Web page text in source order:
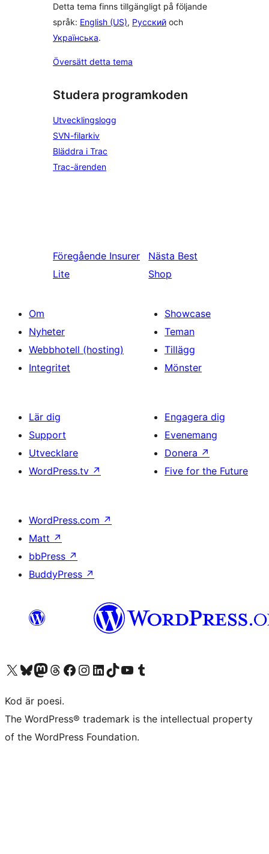
Detta tema finns tillgängligt på följande
språk: English (US), Русский och
Українська.
Översätt detta tema
Studera programkoden
Utvecklingslogg
SVN-filarkiv
Bläddra i Trac
Trac-ärenden
Föregående Insurer
Lite
Nästa Best
Shop
Om
Nyheter
Webbhotell (hosting)
Integritet
Showcase
Teman
Tillägg
Mönster
Lär dig
Support
Utvecklare
WordPress.tv ↗
Engagera dig
Evenemang
Donera ↗
Five for the Future
WordPress.com ↗
Matt ↗
bbPress ↗
BuddyPress ↗
Besök vår X-konto (f.d. Twitter)
Besök vårt Bluesky-konto
Besök vårt Mastodon-konto
Besök vårt Thread-konto
Besök vår Facebook-sidaBesök vårt Instagram-konto
Besök vårt LinkedIn-konto
Besök vårt TikTok-konto
Besök vår YouTube-kanalBesök vårt Tumblr-konto
Kod är poesi.
The WordPress® trademark is the intellectual property
of the WordPress Foundation.